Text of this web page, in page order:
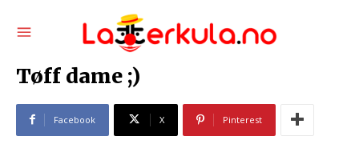
Tøff dame ;)
Facebook X Pinterest